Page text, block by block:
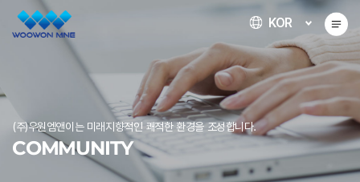
KOR
(주)우원엠앤이는 미래지향적인 쾌적한 환경을 조성합니다.
COMMUNITY